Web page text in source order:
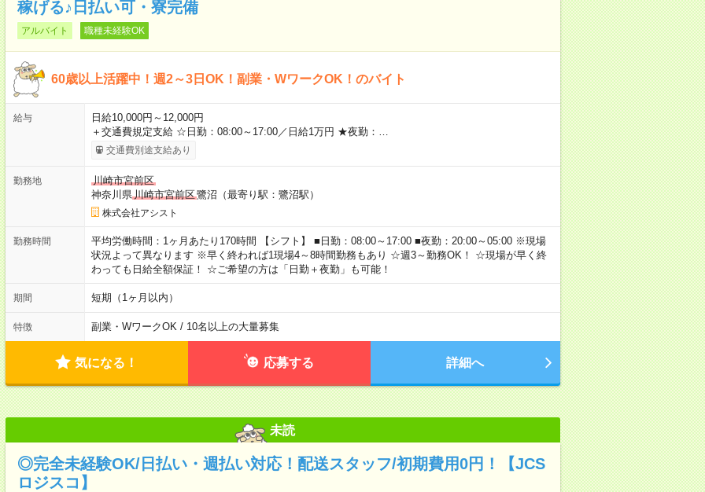
稼げる♪日払い可・寮完備
アルバイト 職種未経験OK
60歳以上活躍中！週2～3日OK！副業・WワークOK！のバイト
給与
日給10,000円～12,000円
＋交通費規定支給 ☆日勤：08:00～17:00／日給1万円 ★夜勤：…
交通費別途支給あり
勤務地
川崎市宮前区
神奈川県川崎市宮前区鷺沼（最寄り駅：鷺沼駅）
株式会社アシスト
勤務時間
平均労働時間：1ヶ月あたり170時間 【シフト】 ■日勤：08:00～17:00 ■夜勤：20:00～05:00 ※現場
状況よって異なります ※早く終われば1現場4～8時間勤務もあり ☆週3～勤務OK！ ☆現場が早く終
わっても日給全額保証！ ☆ご希望の方は「日勤＋夜勤」も可能！
期間 短期（1ヶ月以内）
特徴 副業・WワークOK / 10名以上の大量募集
気になる！ 応募する 詳細へ
未読
◎完全未経験OK/日払い・週払い対応！配送スタッフ/初期費用0円！【JCS
ロジスコ】